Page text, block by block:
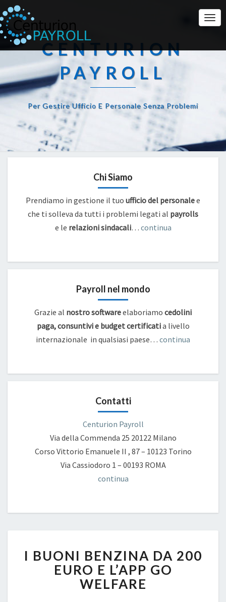
CENTURION
PAYROLL
Per Gestire Ufficio E Personale Senza Problemi
Chi Siamo
Prendiamo in gestione il tuo ufficio del personalee
che ti solleva da tutti i problemi legati al payrolls
e le relazioni sindacali… continua
Payroll nel mondo
Grazie al nostro softwareelaboriamo cedolini
paga, consuntivi e budget certificatia livello
internazionale in qualsiasi paese… continua
Contatti
Centurion Payroll
Via della Commenda 25 20122 Milano
Corso Vittorio Emanuele II , 87 – 10123 Torino
Via Cassiodoro 1 – 00193 ROMA
continua
BUONI
BENZINA
DA
200
I BUONI BENZINA DA 200
EURO E L’APP GO
WELFARE